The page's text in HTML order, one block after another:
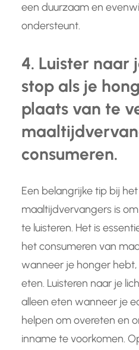
een duurzaam en
ondersteunt.
4. Luister naar
stop als je
plaats van te
consumeren.
Een belangrijke tip bij
maaltijdvervangers is
te luisteren. Het is
het consumeren van
wanneer je honger
eten. Luisteren naar je
alleen eten wanneer je
helpen om overeten en
inname te voorkomen.